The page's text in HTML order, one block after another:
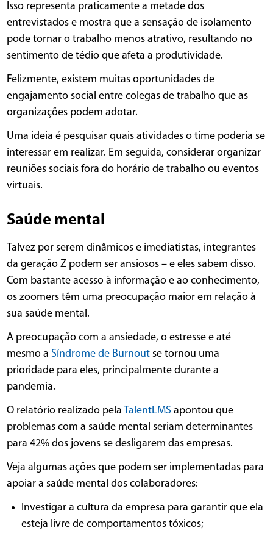
Isso representa praticamente a metade dos
entrevistados e mostra que a sensação de isolamento
pode tornar o trabalho menos atrativo, resultando no
sentimento de tédio que afeta a produtividade.
Felizmente, existem muitas oportunidades de
engajamento social entre colegas de trabalho que as
organizações podem adotar.
Uma ideia é pesquisar quais atividades o time poderia se
interessar em realizar. Em seguida, considerar organizar
reuniões sociais fora do horário de trabalho ou eventos
virtuais.
Saúde mental
Talvez por serem dinâmicos e imediatistas, integrantes
da geração Z podem ser ansiosos – e eles sabem disso.
Com bastante acesso à informação e ao conhecimento,
os zoomers têm uma preocupação maior em relação à
sua saúde mental.
A preocupação com a ansiedade, o estresse e até
mesmo a Síndrome de Burnout se tornou uma
prioridade para eles, principalmente durante a
pandemia.
O relatório realizado pelaTalentLMS apontou que
problemas com a saúde mental seriam determinantes
para 42% dos jovens se desligarem das empresas.
Veja algumas ações que podem ser implementadas para
apoiar a saúde mental dos colaboradores:
Investigar a cultura da empresa para garantir que ela
esteja livre de comportamentos tóxicos;